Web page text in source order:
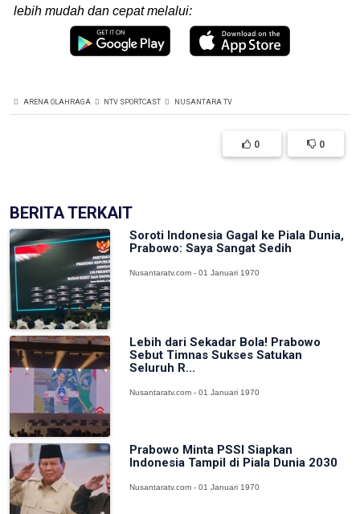
lebih mudah dan cepat melalui:
ARENA OLAHRAGA NTV SPORTCAST NUSANTARA TV
0 0
BERITA TERKAIT
Soroti Indonesia Gagal ke Piala Dunia,
Prabowo: Saya Sangat Sedih
Nusantaratv.com - 01 Januari 1970
Lebih dari Sekadar Bola! Prabowo
Sebut Timnas Sukses Satukan
Seluruh R...
Nusantaratv.com - 01 Januari 1970
Prabowo Minta PSSI Siapkan
Indonesia Tampil di Piala Dunia 2030
Nusantaratv.com - 01 Januari 1970